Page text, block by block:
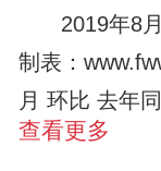
2019年8
制表：
月 环比 去年
查看更多